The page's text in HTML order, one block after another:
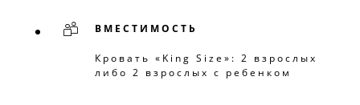
ВМЕСТИМОСТЬ
Кровать «King Size»: 2 взрослых
либо 2 взрослых с ребенком